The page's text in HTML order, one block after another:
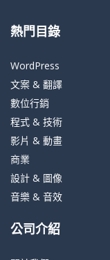
熱門目錄
WordPress
文案 & 翻譯
數位行銷
程式 & 技術
影片 & 動畫
商業
設計 & 圖像
音樂 & 音效
公司介紹